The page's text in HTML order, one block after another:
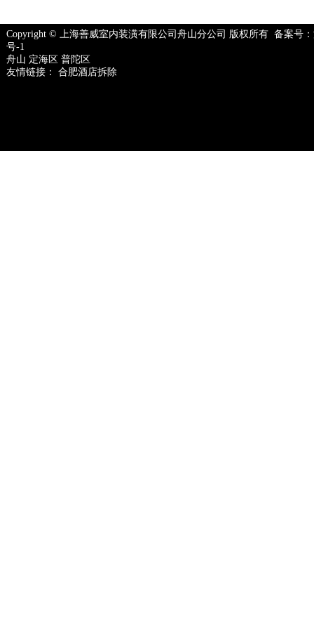
Copyright © 上海善威室内装潢有限公司舟山分公司 版权所有 备案号：
号-1
舟山 定海区 普陀区
友情链接： 合肥酒店拆除